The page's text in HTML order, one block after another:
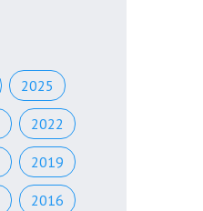
2025
2022
2019
2016